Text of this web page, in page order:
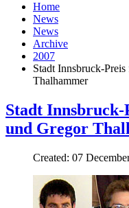
Home
News
News
Archive
2007
Stadt Innsbruck-
Thalhammer
Stadt
und Gregor
Created: 07